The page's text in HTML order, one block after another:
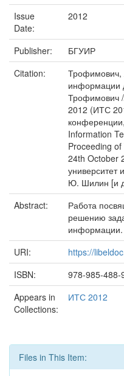
Issue
Date:
2012
Publisher:
БГУИР
Citation:
Трофимович,
информации
Трофимович
2012 (ИТС
Information
Proceeding
24th October
университет
Ю. Шилин [и
Abstract:
Работа
решению
информации.
URI:
https://
ISBN:
978-985-488-
Appears in
Collections:
ИТС 2012
Files in This Item: